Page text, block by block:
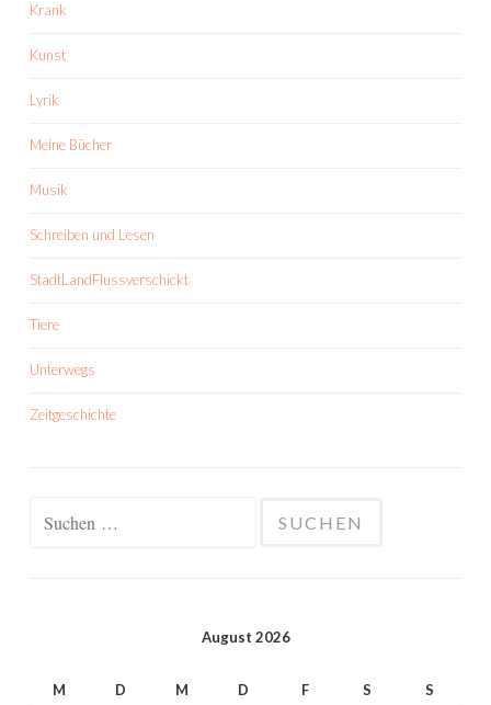
Krank
Kunst
Lyrik
Meine Bücher
Musik
Schreiben und Lesen
StadtLandFlussverschickt
Tiere
Unterwegs
Zeitgeschichte
August 2026
M D M D F S S